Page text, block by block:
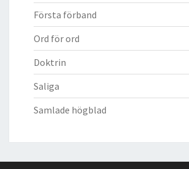
Första förband
Ord för ord
Doktrin
Saliga
Samlade högblad